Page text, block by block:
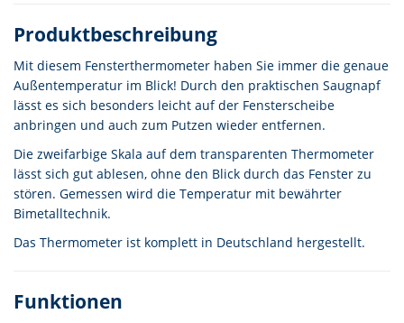
Produktbeschreibung
Mit diesem Fensterthermometer haben Sie immer die genaue
Außentemperatur im Blick! Durch den praktischen Saugnapf
lässt es sich besonders leicht auf der Fensterscheibe
anbringen und auch zum Putzen wieder entfernen.
Die zweifarbige Skala auf dem transparenten Thermometer
lässt sich gut ablesen, ohne den Blick durch das Fenster zu
stören. Gemessen wird die Temperatur mit bewährter
Bimetalltechnik.
Das Thermometer ist komplett in Deutschland hergestellt.
Funktionen